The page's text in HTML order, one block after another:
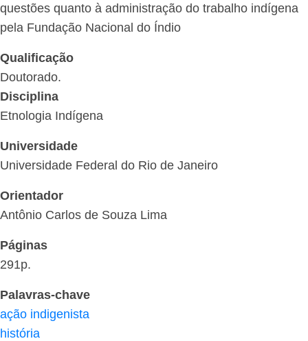
questões quanto à administração do trabalho indígena
pela Fundação Nacional do Índio
Qualificação
Doutorado.
Disciplina
Etnologia Indígena
Universidade
Universidade Federal do Rio de Janeiro
Orientador
Antônio Carlos de Souza Lima
Páginas
291p.
Palavras-chave
ação indigenista
história